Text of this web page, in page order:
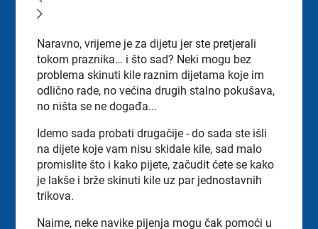
Naravno, vrijeme je za dijetu jer ste pretjerali
tokom praznika… i što sad? Neki mogu bez
problema skinuti kile raznim dijetama koje im
odlično rade, no većina drugih stalno pokušava,
no ništa se ne događa...
Idemo sada probati drugačije - do sada ste išli
na dijete koje vam nisu skidale kile, sad malo
promislite što i kako pijete, začudit ćete se kako
je lakše i brže skinuti kile uz par jednostavnih
trikova.
Naime, neke navike pijenja mogu čak pomoći u